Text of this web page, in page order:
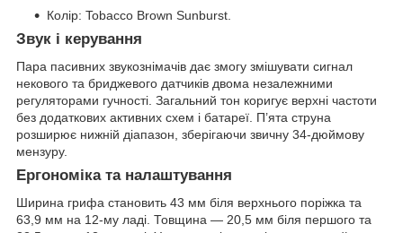
Колір: Tobacco Brown Sunburst.
Звук і керування
Пара пасивних звукознімачів дає змогу змішувати сигнал
некового та бриджевого датчиків двома незалежними
регуляторами гучності. Загальний тон коригує верхні частоти
без додаткових активних схем і батареї. П’ята струна
розширює нижній діапазон, зберігаючи звичну 34-дюймову
мензуру.
Ергономіка та налаштування
Ширина грифа становить 43 мм біля верхнього поріжка та
63,9 мм на 12-му ладі. Товщина — 20,5 мм біля першого та